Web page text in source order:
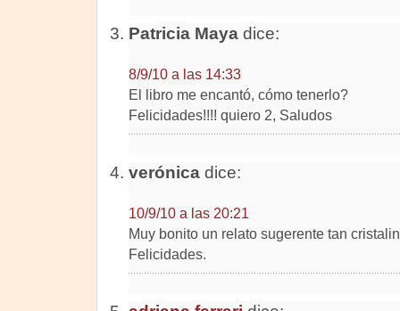
Patricia Mayadice:
8/9/10 a las 14:33
El libro me encantó, cómo tenerlo?
Felicidades!!!! quiero 2, Saludos
verónicadice:
10/9/10 a las 20:21
Muy bonito un relato sugerente tan
Felicidades.